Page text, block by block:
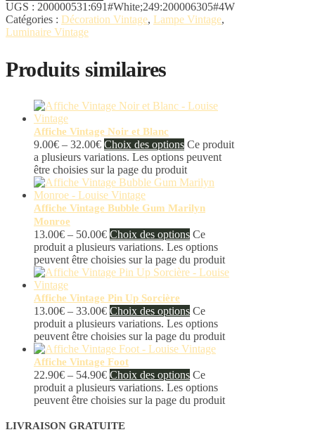
UGS : 200000531:691#White;249:200006305#4W
Catégories : Décoration Vintage, Lampe Vintage,
Luminaire Vintage
Produits similaires
Affiche Vintage Noir et Blanc
9.00€ – 32.00€ Choix des options Ce produit
a plusieurs variations. Les options peuvent
être choisies sur la page du produit
Affiche Vintage Bubble Gum Marilyn
Monroe
13.00€ – 50.00€ Choix des options Ce
produit a plusieurs variations. Les options
peuvent être choisies sur la page du produit
Affiche Vintage Pin Up Sorcière
13.00€ – 33.00€ Choix des options Ce
produit a plusieurs variations. Les options
peuvent être choisies sur la page du produit
Affiche Vintage Foot
22.90€ – 54.90€ Choix des options Ce
produit a plusieurs variations. Les options
peuvent être choisies sur la page du produit
LIVRAISON GRATUITE